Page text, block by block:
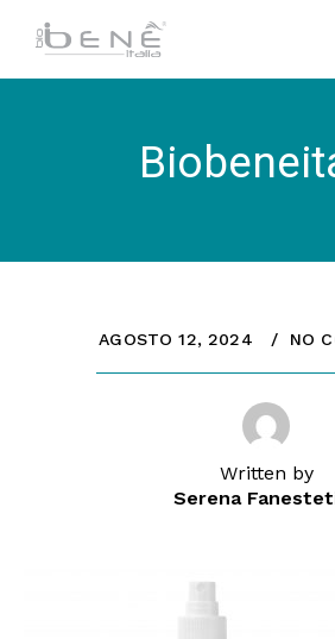
AGOSTO 12, 2024 NO
Written by
Serena